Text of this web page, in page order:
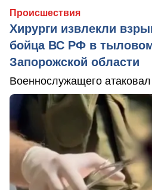
Происшествия
Хирурги извлекли
бойца ВС РФ в
Запорожской области
Военнослужащего